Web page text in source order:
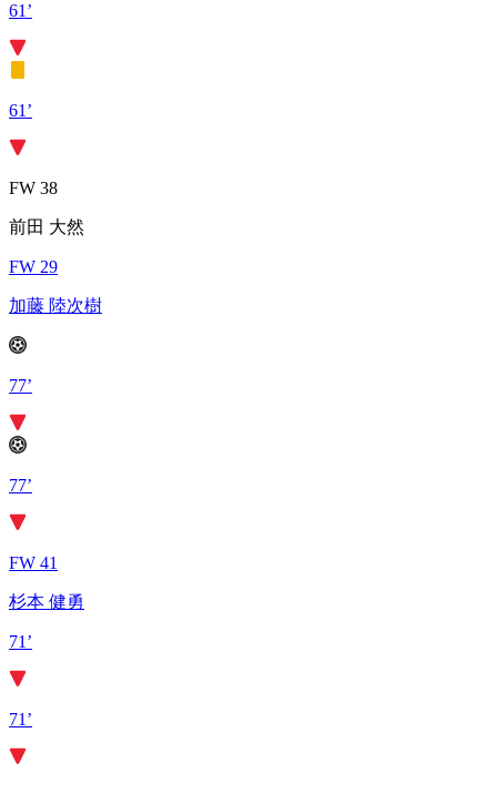
61’
61’
FW 38
前田 大然
FW 29
加藤 陸次樹
77’
77’
FW 41
杉本 健勇
71’
71’